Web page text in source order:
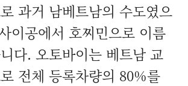
과거 남베트남의 수도였으
이공에서 호찌민으로 이름
다. 오토바이는 베트남 교
전체 등록차량의 80%를